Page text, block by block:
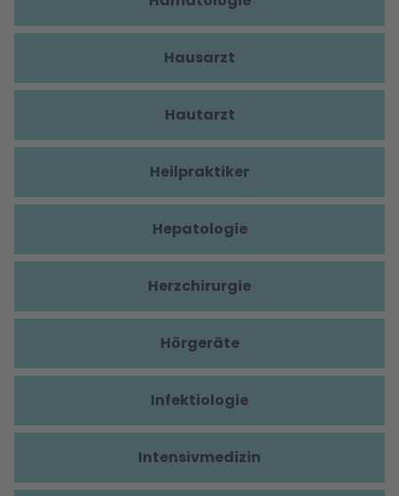
Hausarzt
Hautarzt
Heilpraktiker
Hepatologie
Herzchirurgie
Hörgeräte
Infektiologie
Intensivmedizin